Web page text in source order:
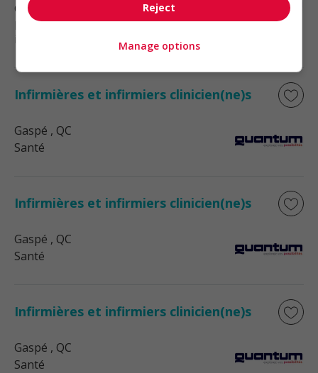
Gaspé
Ressources humaines et relations
Infirmières et infirmiers clinicien(ne)s
Gaspé , QC
Santé
Infirmières et infirmiers clinicien(ne)s
Gaspé , QC
Santé
Infirmières et infirmiers clinicien(ne)s
Gaspé , QC
Santé
Reject
Manage options